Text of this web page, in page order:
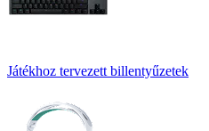
Játékhoz tervezett billentyűzetek